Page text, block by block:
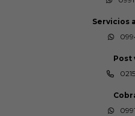
Servicios
Post